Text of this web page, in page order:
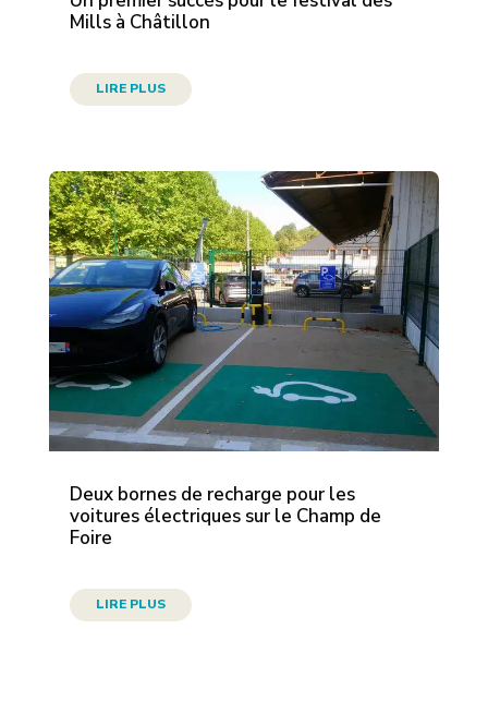
Mills à Châtillon
LIRE PLUS
Deux bornes de recharge pour les
voitures électriques sur le Champ de
Foire
LIRE PLUS